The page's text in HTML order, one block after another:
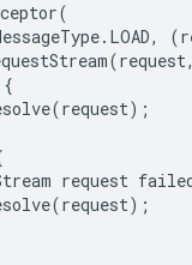
request